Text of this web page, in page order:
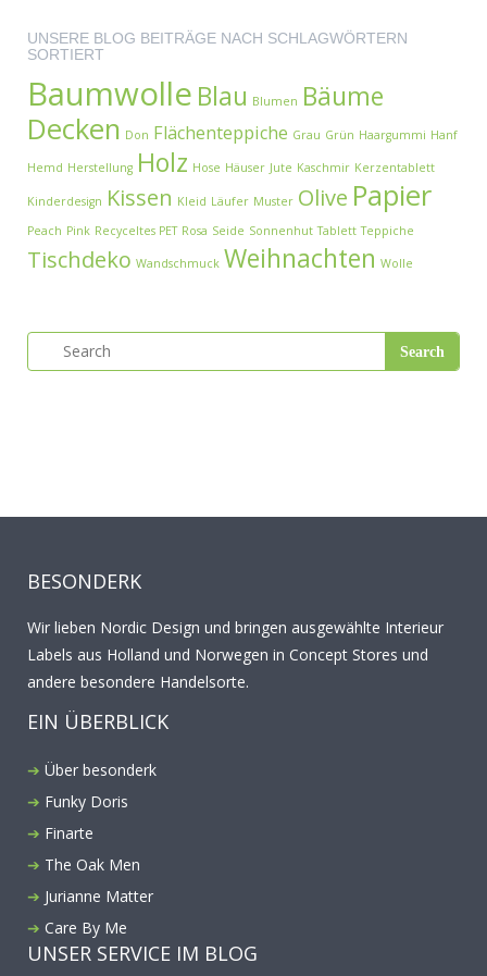
UNSERE BLOG BEITRÄGE NACH SCHLAGWÖRTERN
SORTIERT
Baumwolle Blau Blumen Bäume
Decken Don Flächenteppiche Grau Grün Haargummi Hanf
Hemd Herstellung Holz Hose Häuser Jute Kaschmir Kerzentablett
Kinderdesign Kissen Kleid Läufer Muster Olive Papier
Peach Pink Recyceltes PET Rosa Seide Sonnenhut Tablett Teppiche
Tischdeko Wandschmuck Weihnachten Wolle
BESONDERK
Wir lieben Nordic Design und bringen ausgewählte Interieur
Labels aus Holland und Norwegen in Concept Stores und
andere besondere Handelsorte.
EIN ÜBERBLICK
Über besonderk
Funky Doris
Finarte
The Oak Men
Jurianne Matter
Care By Me
UNSER SERVICE IM BLOG